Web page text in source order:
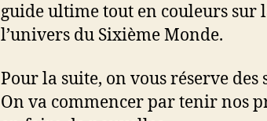
guide ultime tout en couleurs sur
l’univers du Sixième Monde.
Pour la suite, on vous réserve
On va commencer par tenir nos